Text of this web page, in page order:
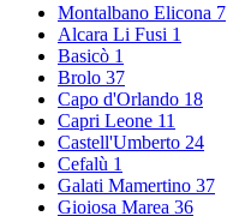
Montalbano Elicona 7
Alcara Li Fusi 1
Basicò 1
Brolo 37
Capo d'Orlando 18
Capri Leone 11
Castell'Umberto 24
Cefalù 1
Galati Mamertino 37
Gioiosa Marea 36